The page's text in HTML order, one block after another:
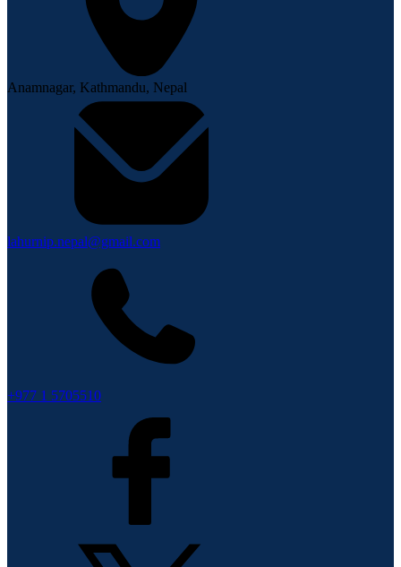
Anamnagar, Kathmandu, Nepal
lahurnip.nepal@gmail.com
+977 1 5705510